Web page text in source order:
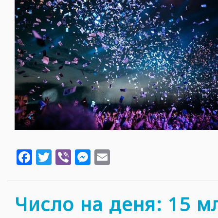
Facebook
Twitter
ViberMessenger
Число на деня: 15